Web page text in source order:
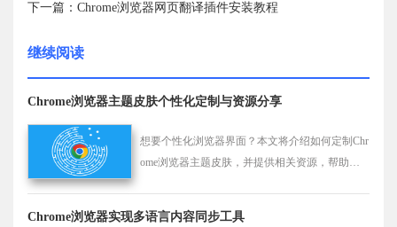
下一篇：Chrome浏览器网页翻译插件安装教程
继续阅读
Chrome浏览器主题皮肤个性化定制与资源分享
想要个性化浏览器界面？本文将介绍如何定制Chr
ome浏览器主题皮肤，并提供相关资源，帮助您
Chrome浏览器实现多语言内容同步工具